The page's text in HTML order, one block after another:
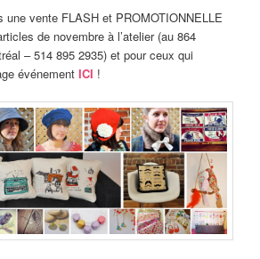
une vente FLASH et PROMOTIONNELLE
de novembre à l’atelier (au 864
– 514 895 2935) et pour ceux qui
événementICI !